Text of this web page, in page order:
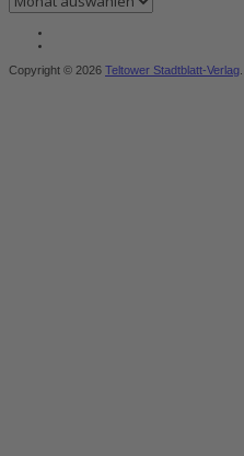
Copyright © 2026 Teltower Stadtblatt-Verlag